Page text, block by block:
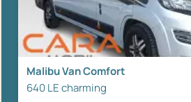
Malibu Van Comfort
640 LE charming